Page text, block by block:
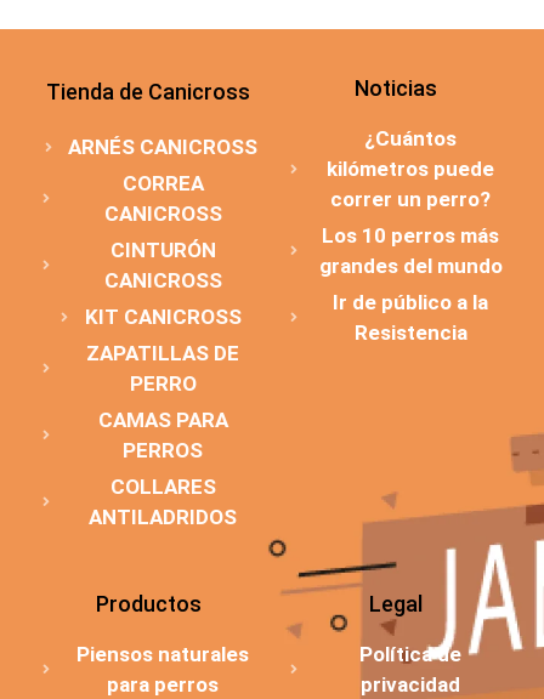
Tienda de Canicross
ARNÉS CANICROSS
CORREA
CANICROSS
CINTURÓN
CANICROSS
KIT CANICROSS
ZAPATILLAS DE
PERRO
CAMAS PARA
PERROS
COLLARES
ANTILADRIDOS
Noticias
¿Cuántos
kilómetros puede
correr un perro?
Los 10 perros más
grandes del mundo
Ir de público a la
Resistencia
Productos
Piensos naturales
para perros
Legal
Política de
privacidad